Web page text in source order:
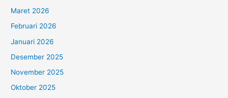
Maret 2026
Februari 2026
Januari 2026
Desember 2025
November 2025
Oktober 2025